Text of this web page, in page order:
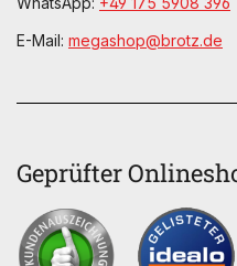
E-Mail: megashop@brotz.de
Geprüfter